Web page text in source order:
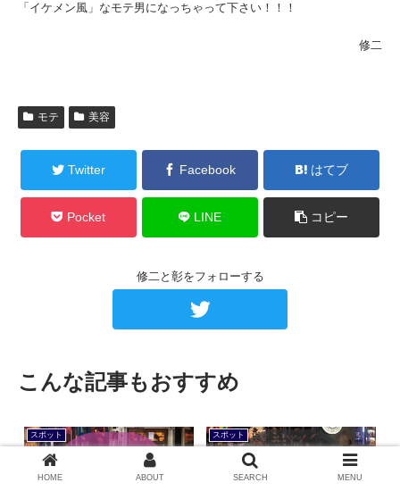
「イケメン風」なモテ男になっちゃって下さい！！！
修二
モテ 美容
Twitter Facebook はてブ
Pocket LINE コピー
修二と彰をフォローする
こんな記事もおすすめ
スポット スポット
HOME ABOUT SEARCH MENU